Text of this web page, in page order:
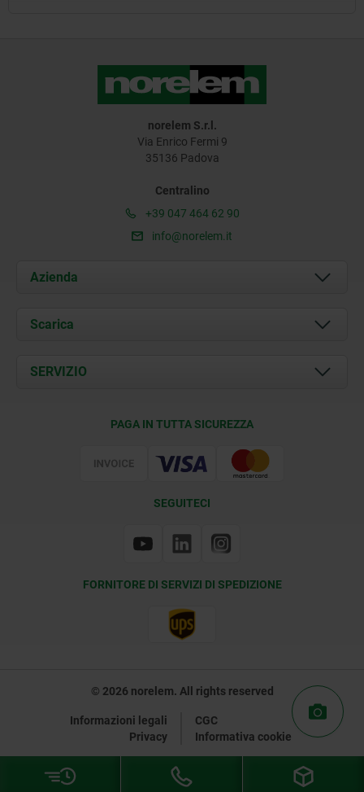
norelem S.r.l.
Via Enrico Fermi 9
35136 Padova
Centralino
+39 047 464 62 90
info@norelem.it
Azienda
Chi siamo
Contatti
Scarica
Documents
SERVIZIO
PAGA IN TUTTA SICUREZZA
SEGUITECI
FORNITORE DI SERVIZI DI SPEDIZIONE
© 2026 norelem. All rights reserved
Informazioni legali
CGC
Privacy
Informativa cookie